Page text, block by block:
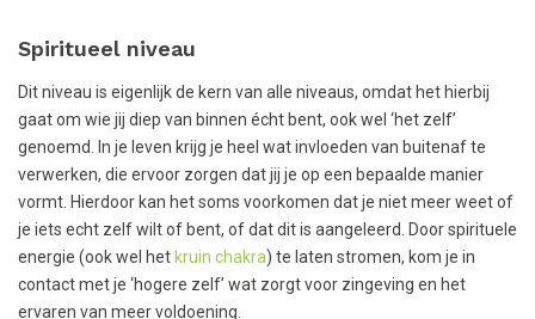
Spiritueel niveau
Dit niveau is eigenlijk de kern van alle niveaus, omdat het hierbij
gaat om wie jij diep van binnen écht bent, ook wel ‘het zelf’
genoemd. In je leven krijg je heel wat invloeden van buitenaf te
verwerken, die ervoor zorgen dat jij je op een bepaalde manier
vormt. Hierdoor kan het soms voorkomen dat je niet meer weet of
je iets echt zelf wilt of bent, of dat dit is aangeleerd. Door spirituele
energie (ook wel het kruin chakra) te laten stromen, kom je in
contact met je ‘hogere zelf’ wat zorgt voor zingeving en het
ervaren van meer voldoening.